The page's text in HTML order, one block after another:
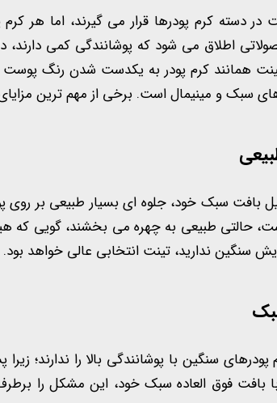
دسته کرم پودرها قرار می گیرند، اما هر
اطلاق می شود که پوشانندگی کمی دارند،
همانند کرم پودر به یکدست شدن رنگ
سبک و مینیمال است. برخی از مهم ترین
بافت سبک خود، جلوه ای بسیار طبیعی بر
حالتی طبیعی به چهره می بخشند، گویی که
سنگین ندارید، تینت انتخابی عالی خواهد بود.
پودرهای سنگین با پوشانندگی بالا را
بافت فوق العاده سبک خود، این مشکل را